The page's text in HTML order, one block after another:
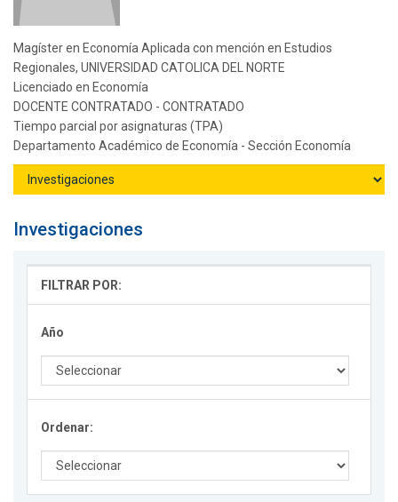
Magíster en Economía Aplicada con mención en Estudios
Regionales, UNIVERSIDAD CATOLICA DEL NORTE
Licenciado en Economía
DOCENTE CONTRATADO - CONTRATADO
Tiempo parcial por asignaturas (TPA)
Departamento Académico de Economía - Sección Economía
Investigaciones
FILTRAR POR:
Año
Ordenar: